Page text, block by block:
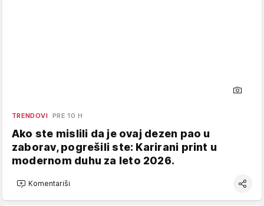
TRENDOVI PRE 10 H
Ako ste mislili da je ovaj dezen pao u
zaborav, pogrešili ste: Karirani print u
modernom duhu za leto 2026.
Komentariši